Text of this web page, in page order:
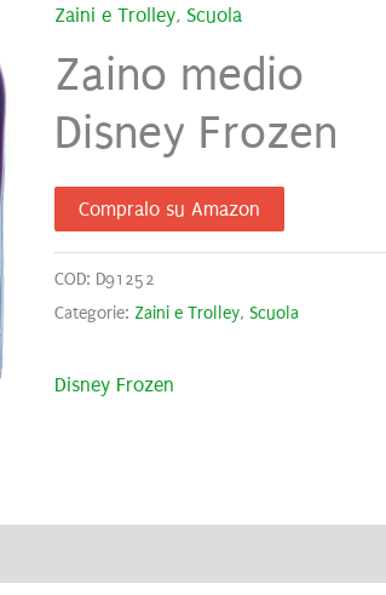
Zaini e Trolley, Scuola
Zaino medio
Disney Frozen
Compralo su Amazon
COD: D91252
Categorie: Zaini e Trolley, Scuola
Disney Frozen